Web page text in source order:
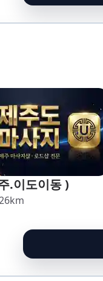
.이도이동 )
km